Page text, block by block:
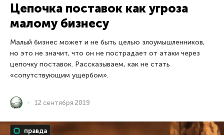
Цепочка поставок как угроза
малому бизнесу
Малый бизнес может и не быть целью злоумышленников,
но это не значит, что он не пострадает от атаки через
цепочку поставок. Рассказываем, как не стать
«сопутствующим ущербом».
12 сентября 2019
правда